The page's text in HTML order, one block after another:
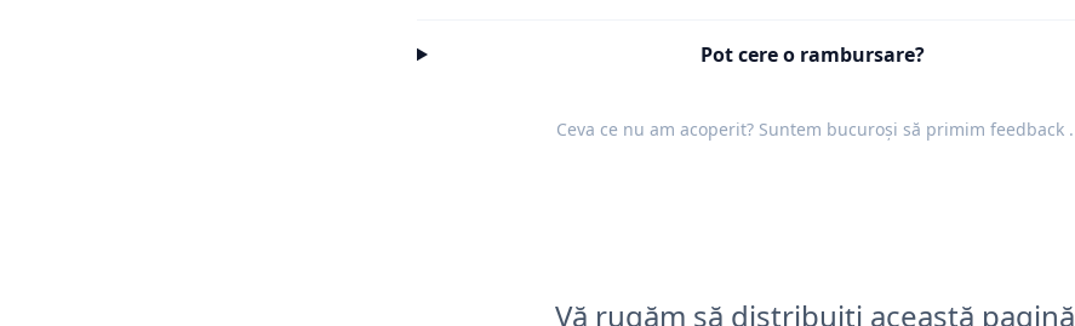
Pot cere o rambursare?
Ceva ce nu am acoperit? Suntem bucuroși să primim feedback.
Vă rugăm să distribuiți această pagină